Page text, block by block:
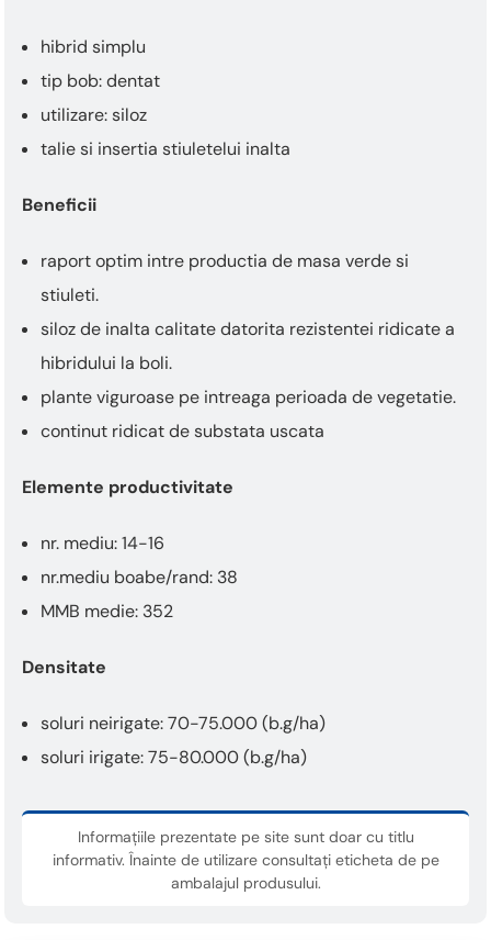
hibrid simplu
tip bob: dentat
utilizare: siloz
talie si insertia stiuletelui inalta
Beneficii
raport optim intre productia de masa verde si
stiuleti.
siloz de inalta calitate datorita rezistentei ridicate a
hibridului la boli.
plante viguroase pe intreaga perioada de vegetatie.
continut ridicat de substata uscata
Elemente productivitate
nr. mediu: 14-16
nr.mediu boabe/rand: 38
MMB medie: 352
Densitate
soluri neirigate: 70-75.000 (b.g/ha)
soluri irigate: 75-80.000 (b.g/ha)
Informațiile prezentate pe site sunt doar cu titlu
informativ. Înainte de utilizare consultați eticheta de pe
ambalajul produsului.